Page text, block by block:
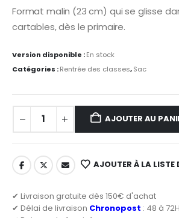
Format malin (23 cm) qui se glisse
cartables, dès le primaire.
Version disponible :En stock
Catégories :Rentrée des classes,Sac
AJOUTER AU
AJOUTER À LA LISTE
✔ Livraison gratuite dès 150€ d'achat
✔ Délai de livraison Chronopost : 48 à 72H